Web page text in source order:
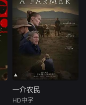
首部女子反恐特战
队电影，面对恐怖
主义恶势力，“最飒
女子反恐特战队”临
危受命，精英队长
陈梓静（于文文
饰）率队员金凤
（卢靖姗 饰）、齐
燕（蒋璐霞 饰）、
宁宝儿（屈菁菁
一介农民
一介农民
HD中字